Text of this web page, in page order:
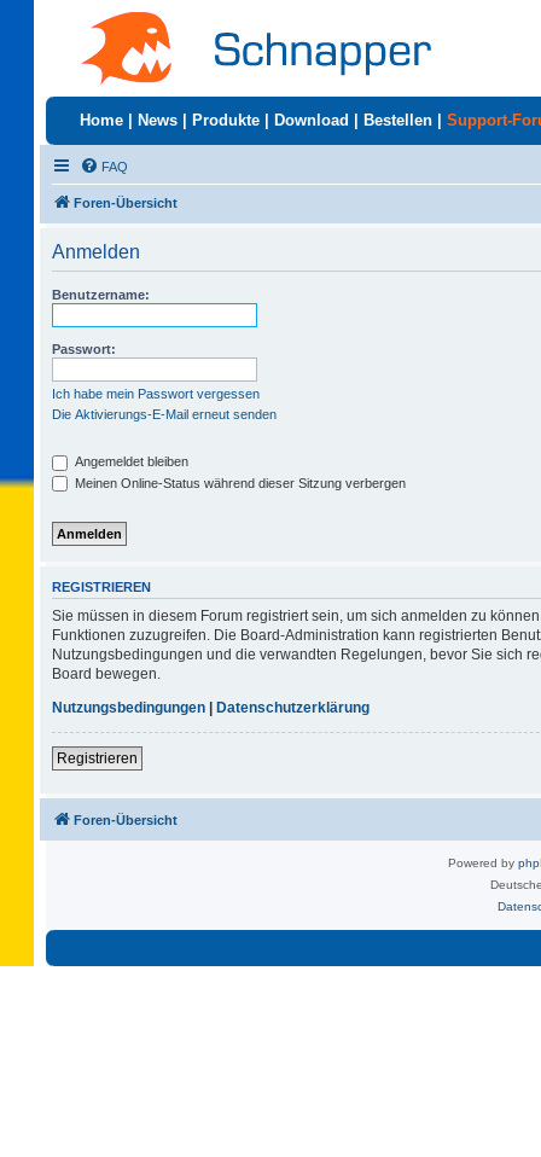
Home News Produkte Download Bestellen Support-
FAQ
Foren-Übersicht
Anmelden
Benutzername:
Passwort:
Ich habe mein Passwort vergessen
Die Aktivierungs-E-Mail erneut senden
Angemeldet bleiben
Meinen Online-Status während dieser Sitzung verbergen
REGISTRIEREN
Sie müssen in diesem Forum registriert sein, um sich anmelden zu
Funktionen zuzugreifen. Die Board-Administration kann registrierten
Nutzungsbedingungen und die verwandten Regelungen, bevor Sie sich
Board bewegen.
Nutzungsbedingungen | Datenschutzerklärung
Registrieren
Foren-Übersicht
Powered by